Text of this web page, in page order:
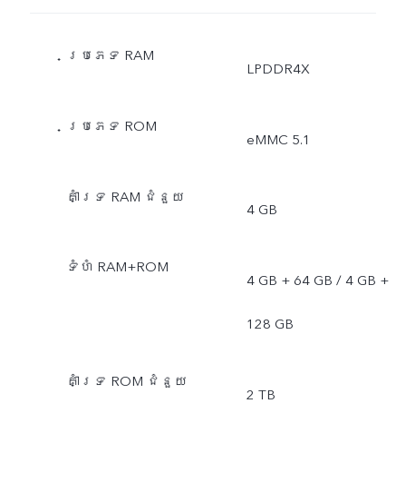
ប្រភេទ RAM
LPDDR4X
ប្រភេទ ROM
eMMC 5.1
គាំទ្រ RAM ជំនួយ
4 GB
ទំហំ​ RAM+ROM
4 GB + 64 GB / 4 GB +
128 GB
គាំទ្រ ROM ជំនួយ
2 TB